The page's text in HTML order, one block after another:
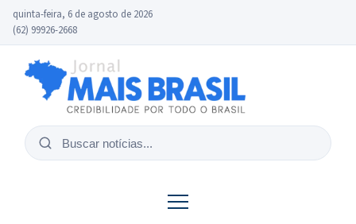
quinta-feira, 6 de agosto de 2026
(62) 99926-2668
Buscar